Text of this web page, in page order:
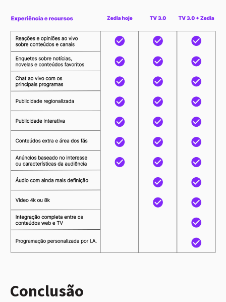
Conclusão